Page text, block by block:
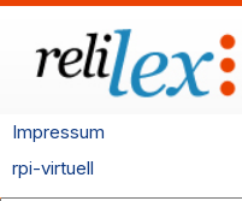
Impressum
rpi-virtuell